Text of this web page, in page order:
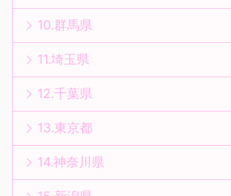
10.群馬県
11.埼玉県
12.千葉県
13.東京都
14.神奈川県